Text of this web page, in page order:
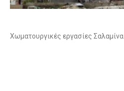
Χωματουργικές εργασίες Σαλαμίνα